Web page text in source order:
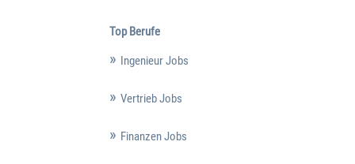
Top Berufe
Ingenieur Jobs
Vertrieb Jobs
Finanzen Jobs